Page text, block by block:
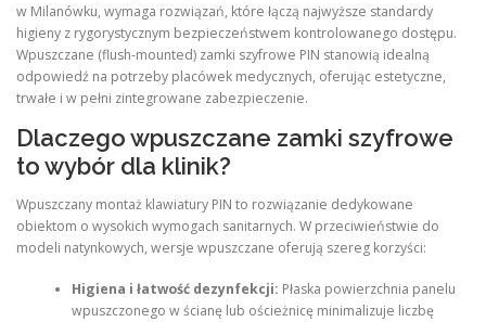
w Milanówku, wymaga rozwiązań, które łączą najwyższe standardy
higieny z rygorystycznym bezpieczeństwem kontrolowanego dostępu.
Wpuszczane (flush-mounted) zamki szyfrowe PIN stanowią idealną
odpowiedź na potrzeby placówek medycznych, oferując estetyczne,
trwałe i w pełni zintegrowane zabezpieczenie.
Dlaczego wpuszczane zamki szyfrowe
to wybór dla klinik?
Wpuszczany montaż klawiatury PIN to rozwiązanie dedykowane
obiektom o wysokich wymogach sanitarnych. W przeciwieństwie do
modeli natynkowych, wersje wpuszczane oferują szereg korzyści:
Higiena i łatwość dezynfekcji: Płaska powierzchnia panelu
wpuszczonego w ścianę lub ościeżnicę minimalizuje liczbę